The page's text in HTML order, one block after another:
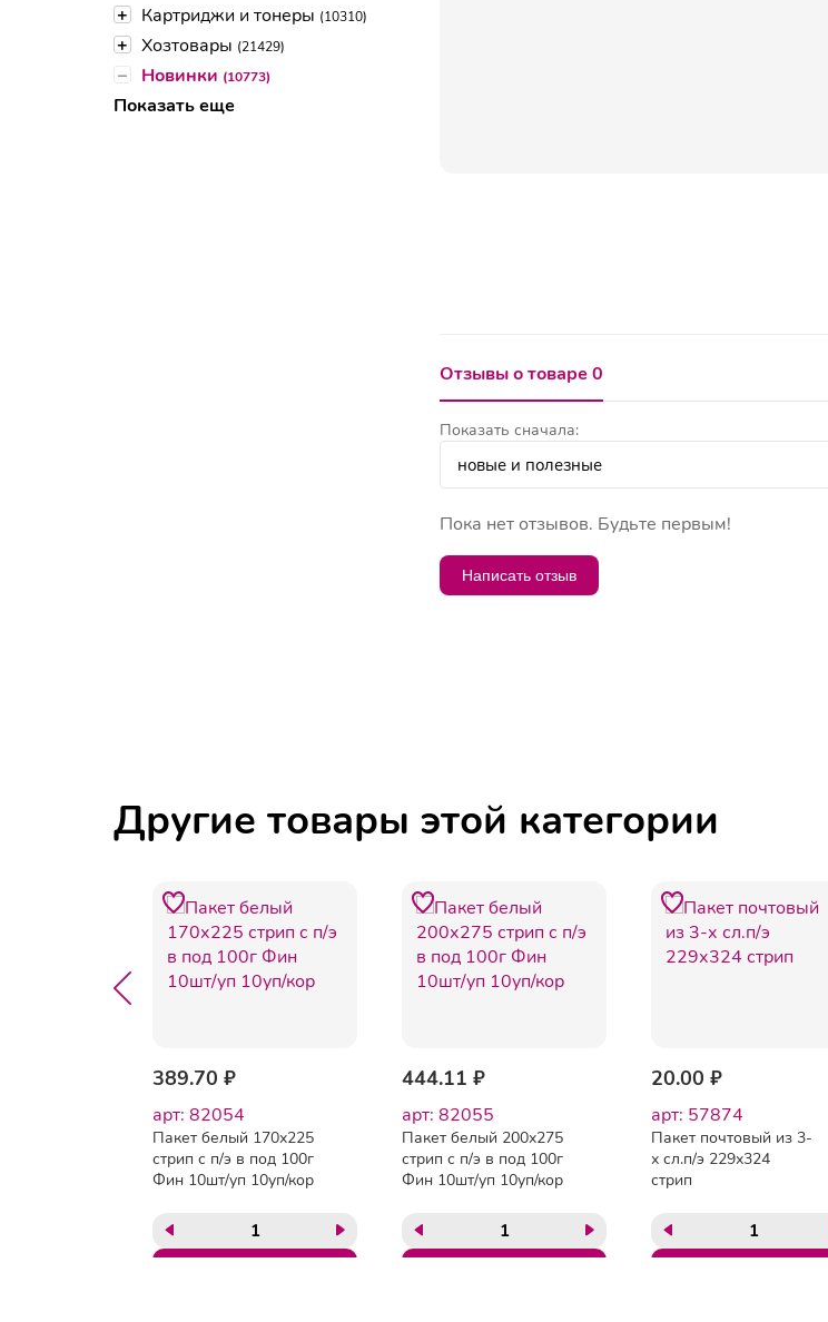
+ Картриджи и тонеры (10310)
+ Хозтовары (21429)
– Новинки (10773)
Показать еще
Отзывы о товаре 0
Показать сначала:
Пока нет отзывов. Будьте первым!
Написать отзыв
Другие товары этой категории
389.70 ₽
арт: 82054
Пакет белый 170х225
стрип с п/э в под 100г
Фин 10шт/уп 10уп/кор
444.11 ₽
арт: 82055
Пакет белый 200х275
стрип с п/э в под 100г
Фин 10шт/уп 10уп/кор
20.00 ₽
арт: 57874
Пакет почтовый из 3-
х сл.п/э 229х324
стрип